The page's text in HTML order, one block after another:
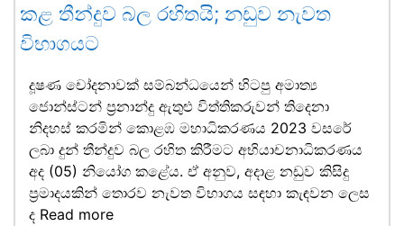
කළ තීන්දුව බල රහිතයි; නඩුව නැවත
විභාගයට
දූෂණ චෝදනාවක් සම්බන්ධයෙන් හිටපු අමාත්‍ය
ජොන්ස්ටන් ප්‍රනාන්දු ඇතුළු විත්තිකරුවන් තිදෙනා
නිදහස් කරමින් කොළඹ මහාධිකරණය 2023 වසරේ
ලබා දුන් තීන්දුව බල රහිත කිරීමට අභියාචනාධිකරණය
අද (05) නියෝග කළේය. ඒ අනුව, අදාළ නඩුව කිසිදු
ප්‍රමාදයකින් තොරව නැවත විභාගය සඳහා කැඳවන ලෙස
ද Read more